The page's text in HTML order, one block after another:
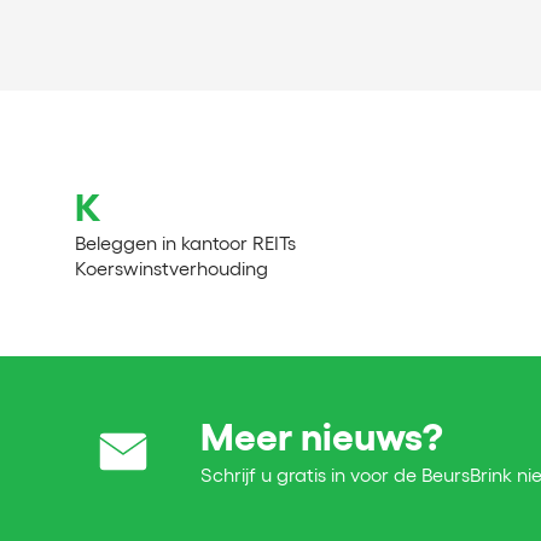
K
Beleggen in kantoor REITs
Koerswinstverhouding
Meer nieuws?
Schrijf u gratis in voor de BeursBrink